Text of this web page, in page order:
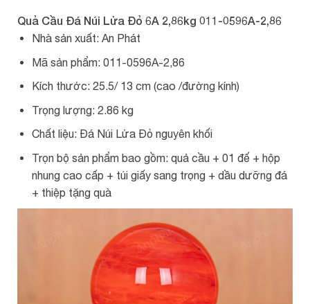
Quả Cầu Đá Núi Lửa Đỏ 6A 2,86kg 011-0596A-2,86
Nhà sản xuất: An Phát
Mã sản phẩm: 011-0596A-2,86
Kích thước: 25.5/ 13 cm (cao /đường kính)
Trọng lượng: 2.86 kg
Chất liệu: Đá Núi Lửa Đỏ nguyên khối
Trọn bộ sản phẩm bao gồm: quả cầu + 01 đế + hộp
nhung cao cấp + túi giấy sang trọng + dầu dưỡng đá
+ thiệp tặng quà